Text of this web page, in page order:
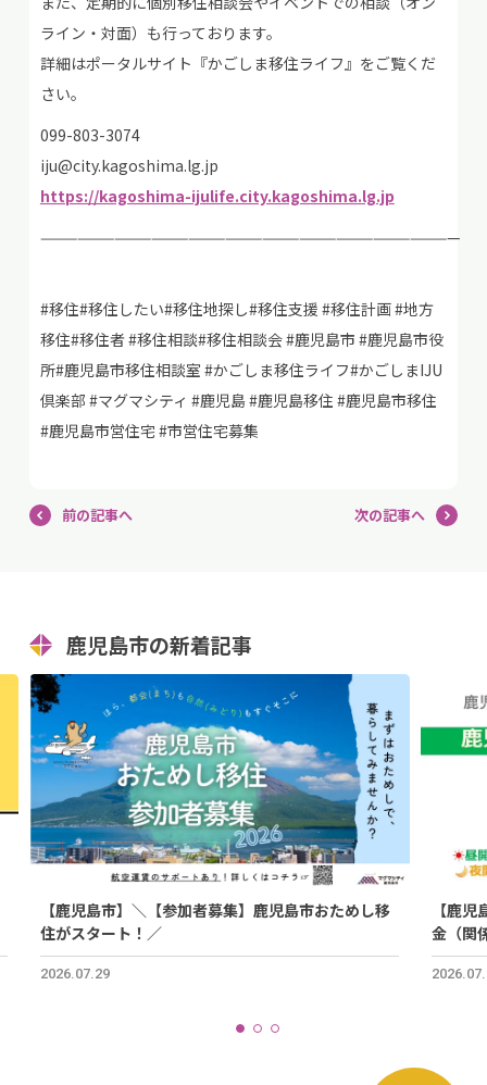
ライン・対面）も行っております。
詳細はポータルサイト『かごしま移住ライフ』をご覧くだ
さい。
099-803-3074
iju@city.kagoshima.lg.jp
https://kagoshima-ijulife.city.kagoshima.lg.jp
——————————————————————————————————
#移住#移住したい#移住地探し#移住支援 #移住計画 #地方
移住#移住者 #移住相談#移住相談会 #鹿児島市 #鹿児島市役
所#鹿児島市移住相談室 #かごしま移住ライフ#かごしまIJU
倶楽部 #マグマシティ #鹿児島 #鹿児島移住 #鹿児島市移住
#鹿児島市営住宅 #市営住宅募集
前の記事へ 次の記事へ
鹿児島市の新着記事
【鹿児島市】＼【参加者募集】鹿児島市おためし移
住がスタート！／
2026.07.29
【鹿
金（関